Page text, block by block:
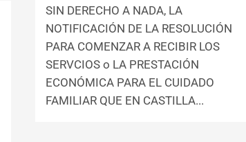
SIN DERECHO A NADA, LA
NOTIFICACIÓN DE LA RESOLUCIÓN
PARA COMENZAR A RECIBIR LOS
SERVCIOS o LA PRESTACIÓN
ECONÓMICA PARA EL CUIDADO
FAMILIAR QUE EN CASTILLA...